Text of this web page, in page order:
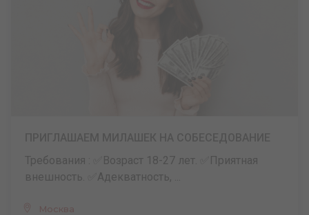
Требования : ✅Возраст 18-27 лет. ✅Приятная
внешность. ✅Адекватность, ...
Москва